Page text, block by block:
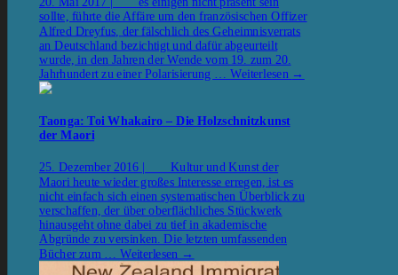
sollte, führte die Affäre um den französischen Offizer
Alfred Dreyfus, der fälschlich des Geheimnisverrats
an Deutschland bezichtigt und dafür abgeurteilt
wurde, in den Jahren der Wende vom 19. zum 20.
Jahrhundert zu einer Polarisierung …Weiterlesen →
Taonga: Toi Whakairo – Die Holzschnitzkunst
der Maori
25. Dezember 2016 | Kultur und Kunst der
Maori heute wieder großes Interesse erregen, ist es
nicht einfach sich einen systematischen Überblick zu
verschaffen, der über oberflächliches Stückwerk
hinausgeht ohne dabei zu tief in akademische
Abgründe zu versinken. Die letzten umfassenden
Bücher zum … Weiterlesen →